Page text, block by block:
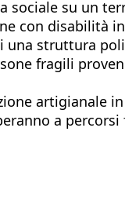
sociale su un
con disabilità
struttura
fragili
artigianale
a